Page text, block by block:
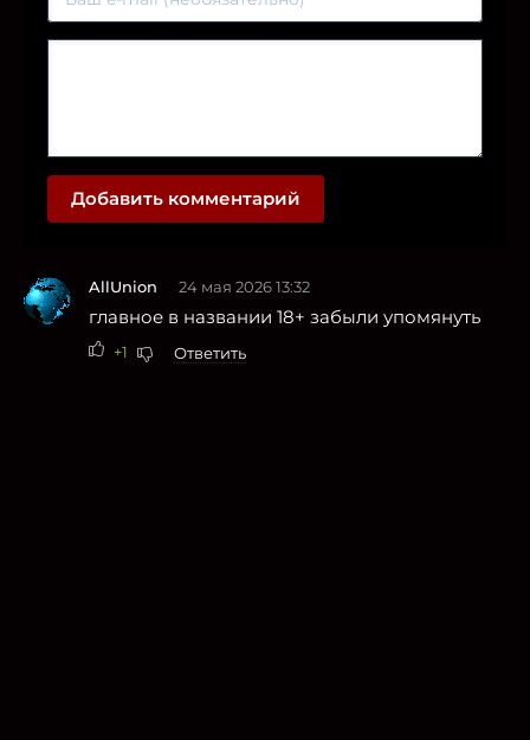
Добавить комментарий
AllUnion 24 мая 2026 13:32
главное в названии 18+ забыли упомянуть
+1 Ответить